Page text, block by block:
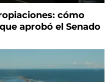
cómo
aprobó el Senado